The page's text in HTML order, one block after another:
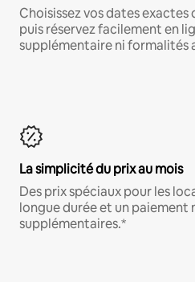
Choisissez vos dates
puis réservez facilement en
supplémentaire ni formalités
La simplicité du prix au mois
Des prix spéciaux pour les
longue durée et un paiement
supplémentaires.*